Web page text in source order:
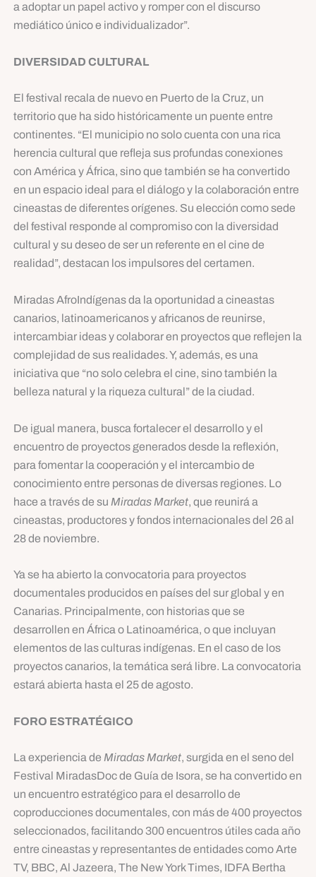
a adoptar un papel activo y romper con el discurso
mediático único e individualizador”.
DIVERSIDAD CULTURAL
El festival recala de nuevo en Puerto de la Cruz, un
territorio que ha sido históricamente un puente entre
continentes. “El municipio no solo cuenta con una rica
herencia cultural que refleja sus profundas conexiones
con América y África, sino que también se ha convertido
en un espacio ideal para el diálogo y la colaboración entre
cineastas de diferentes orígenes. Su elección como sede
del festival responde al compromiso con la diversidad
cultural y su deseo de ser un referente en el cine de
realidad”, destacan los impulsores del certamen.
Miradas AfroIndígenas da la oportunidad a cineastas
canarios, latinoamericanos y africanos de reunirse,
intercambiar ideas y colaborar en proyectos que reflejen la
complejidad de sus realidades. Y, además, es una
iniciativa que “no solo celebra el cine, sino también la
belleza natural y la riqueza cultural” de la ciudad.
De igual manera, busca fortalecer el desarrollo y el
encuentro de proyectos generados desde la reflexión,
para fomentar la cooperación y el intercambio de
conocimiento entre personas de diversas regiones. Lo
hace a través de su Miradas Market, que reunirá a
cineastas, productores y fondos internacionales del 26 al
28 de noviembre.
Ya se ha abierto la convocatoria para proyectos
documentales producidos en países del sur global y en
Canarias. Principalmente, con historias que se
desarrollen en África o Latinoamérica, o que incluyan
elementos de las culturas indígenas. En el caso de los
proyectos canarios, la temática será libre. La convocatoria
estará abierta hasta el 25 de agosto.
FORO ESTRATÉGICO
La experiencia de Miradas Market, surgida en el seno del
Festival MiradasDoc de Guía de Isora, se ha convertido en
un encuentro estratégico para el desarrollo de
coproducciones documentales, con más de 400 proyectos
seleccionados, facilitando 300 encuentros útiles cada año
entre cineastas y representantes de entidades como Arte
TV, BBC, Al Jazeera, The New York Times, IDFA Bertha